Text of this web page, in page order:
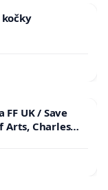
UK / Save
Arts, Charles